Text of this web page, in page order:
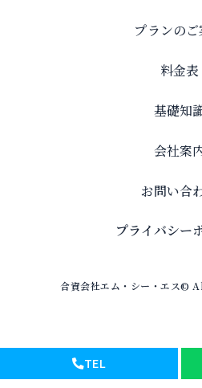
プランのご
料金表
基礎知
会社案
お問い合
プライバシー
合資会社エム・シー・エス©
TEL